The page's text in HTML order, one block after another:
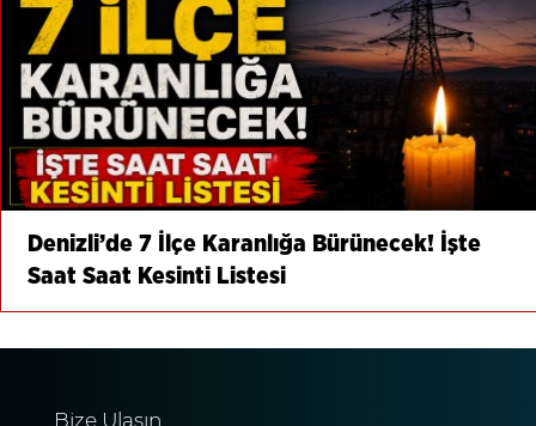
Denizli’de 7 İlçe Karanlığa Bürünecek! İşte
Saat Saat Kesinti Listesi
Bize Ulaşın